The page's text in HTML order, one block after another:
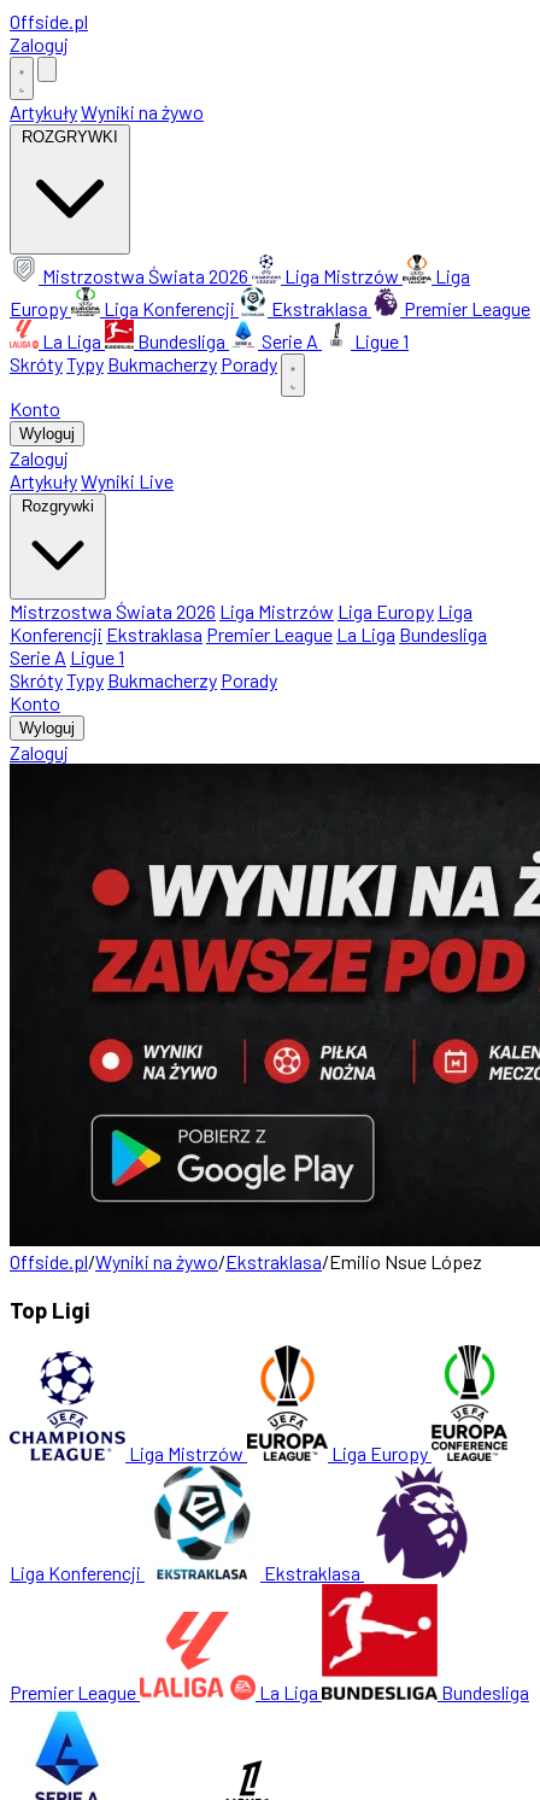
Offside.pl
Zaloguj
ArtykułyWyniki na żywo
ROZGRYWKI
Mistrzostwa Świata 2026 Liga Mistrzów
Liga
Europy
Liga Konferencji Ekstraklasa
Premier League
La Liga
Bundesliga Serie A
Ligue 1
SkrótyTypy Bukmacherzy Porady
Konto
Wyloguj
Zaloguj
ArtykułyWyniki Live
Rozgrywki
Mistrzostwa Świata 2026 Liga Mistrzów Liga Europy Liga
Konferencji Ekstraklasa Premier League La Liga Bundesliga
Serie A Ligue 1
SkrótyTypy Bukmacherzy Porady
Konto
Wyloguj
Zaloguj
Offside.pl/Wyniki na żywo/Ekstraklasa/Emilio Nsue López
Top Ligi
Liga Mistrzów Liga Europy
Liga Konferencji Ekstraklasa
Premier League La Liga Bundesliga